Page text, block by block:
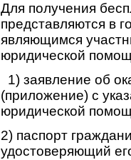
Для получения
представляются в
являющимся
юридической
1) заявление об
(приложение) с
юридической
2) паспорт
удостоверяющий